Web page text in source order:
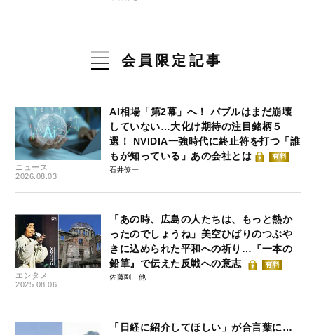
会員限定記事
ニュース
2026.08.03
AI相場「第2幕」へ！ バブルはまだ崩壊
していない…大化け期待の注目銘柄５
選！ NVIDIA一強時代に終止符を打つ「誰
もが知っている」あの会社とは
有料
石井僚一
エンタメ
2025.08.06
「あの時、広島の人たちは、もっと熱か
ったのでしょうね」美空ひばりのつぶや
きに込められた平和への祈り…『一本の
鉛筆』で伝えた反戦への意志
有料
佐藤剛
「日経に紹介してほしい」が合言葉に…